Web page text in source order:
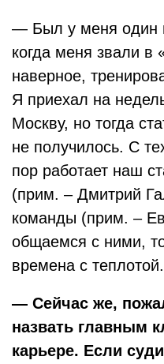
— Был у меня один
когда меня звали в
наверное,
Я приехал на
Москву, но тогда
не получилось. С
пор работает наш
(прим. – Дмитрий
команды (прим. –
общаемся с ними,
времена с теплотой.
— Сейчас же,
назвать главным
карьере. Если